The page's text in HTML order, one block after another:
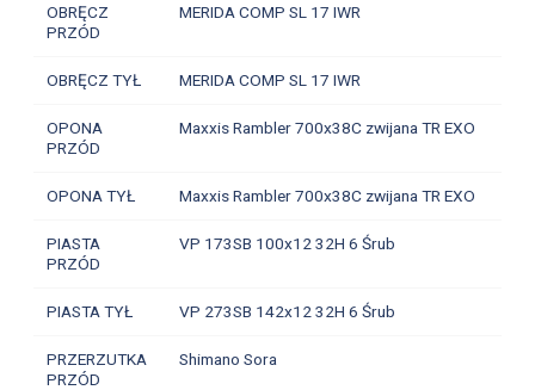
OBRĘCZ
PRZÓD
MERIDA COMP SL 17 IWR
OBRĘCZ TYŁ MERIDA COMP SL 17 IWR
OPONA
PRZÓD
Maxxis Rambler 700x38C zwijana TR EXO
OPONA TYŁ Maxxis Rambler 700x38C zwijana TR EXO
PIASTA
PRZÓD
VP 173SB 100x12 32H 6 Śrub
PIASTA TYŁ VP 273SB 142x12 32H 6 Śrub
PRZERZUTKA
PRZÓD
Shimano Sora